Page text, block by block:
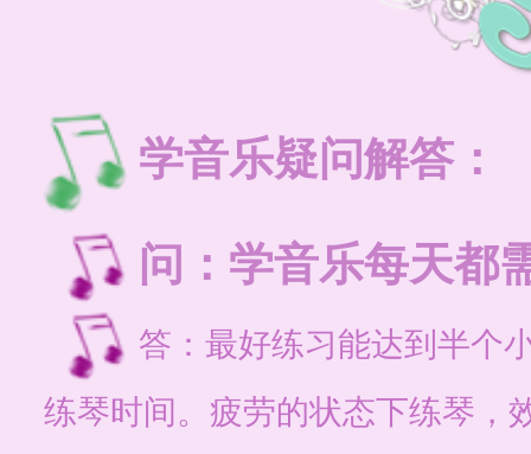
学音乐疑问解答：
问：学音乐每天都
答：最好练习能达到半个
练琴时间。疲劳的状态下练琴，